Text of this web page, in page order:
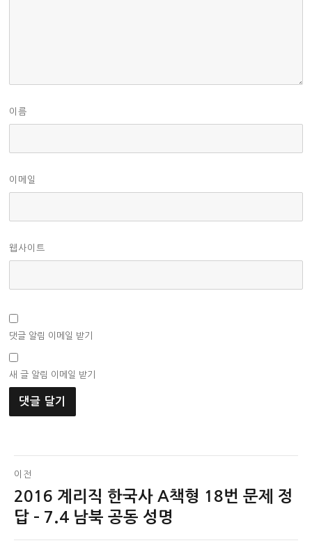
이름
이메일
웹사이트
댓글 알림 이메일 받기
새 글 알림 이메일 받기
글
탐
색
이전
이
전
2016 계리직 한국사 A책형 18번 문제 정
답 – 7.4 남북 공동 성명